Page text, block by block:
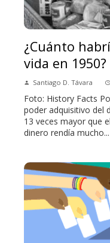
¿Cuánto
vida en 1950?
Santiago D. Távara
Foto: History Facts
poder adquisitivo del
13 veces mayor que
dinero rendía mucho...